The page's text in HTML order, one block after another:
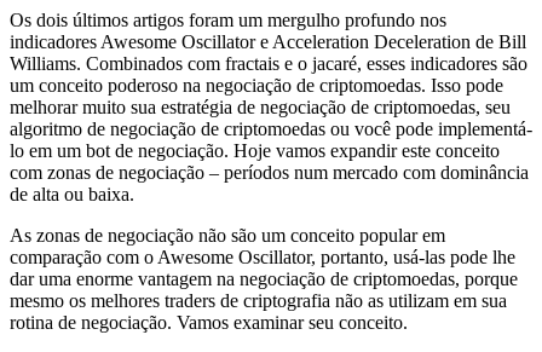
Os dois últimos artigos foram um mergulho profundo nos
indicadores Awesome Oscillator e Acceleration Deceleration de Bill
Williams. Combinados com fractais e o jacaré, esses indicadores são
um conceito poderoso na negociação de criptomoedas. Isso pode
melhorar muito sua estratégia de negociação de criptomoedas, seu
algoritmo de negociação de criptomoedas ou você pode implementá-
lo em um bot de negociação. Hoje vamos expandir este conceito
com zonas de negociação – períodos num mercado com dominância
de alta ou baixa.
As zonas de negociação não são um conceito popular em
comparação com o Awesome Oscillator, portanto, usá-las pode lhe
dar uma enorme vantagem na negociação de criptomoedas, porque
mesmo os melhores traders de criptografia não as utilizam em sua
rotina de negociação. Vamos examinar seu conceito.